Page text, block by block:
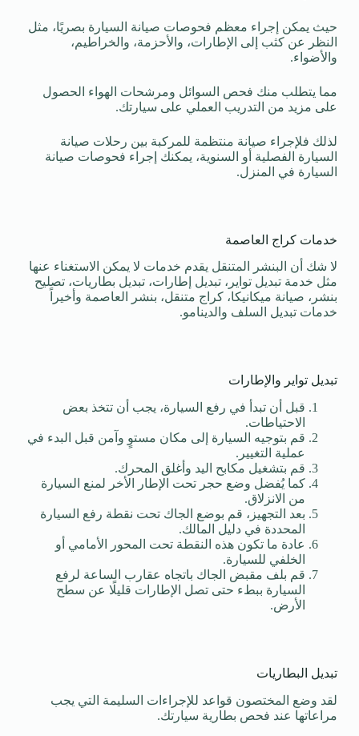
حيث يمكن إجراء معظم فحوصات صيانة السيارة بصريًا، مثل
النظر عن كثب إلى الإطارات، والأحزمة، والخراطيم،
والأضواء.
مما يتطلب منك فحص السوائل ومرشحات الهواء الحصول
على مزيد من التدريب العملي على سيارتك.
لذلك فلإجراء صيانة منتظمة للمركبة بين رحلات صيانة
السيارة الفصلية أو السنوية، يمكنك إجراء فحوصات صيانة
السيارة في المنزل.
خدمات كراج العاصمة
لا شك أن البنشر المتنقل يقدم خدمات لا يمكن الاستغناء عنها
مثل خدمة تبديل تواير، تبديل إطارات، تبديل بطاريات، تصليح
بنشر، صيانة ميكانيكا، كراج متنقل، بنشر العاصمة وأخيراً
خدمات تبديل السلف والدينامو.
تبديل تواير والإطارات
قبل أن تبدأ في رفع السيارة، يجب أن تتخذ بعض
الاحتياطات.
قم بتوجيه السيارة إلى مكان مستوٍ وآمن قبل البدء في
عملية التغيير.
قم بتشغيل مكابح اليد وأغلق المحرك.
كما يُفضل وضع حجر تحت الإطار الأخر لمنع السيارة
من الانزلاق.
بعد التجهيز، قم بوضع الجاك تحت نقطة رفع السيارة
المحددة في دليل المالك.
عادة ما تكون هذه النقطة تحت المحور الأمامي أو
الخلفي للسيارة.
قم بلف مقبض الجاك باتجاه عقارب الساعة لرفع
السيارة ببطء حتى تصل الإطارات قليلًا عن سطح
الأرض.
تبديل البطاريات
لقد وضع المختصون قواعد للإجراءات السليمة التي يجب
مراعاتها عند فحص بطارية سيارتك.